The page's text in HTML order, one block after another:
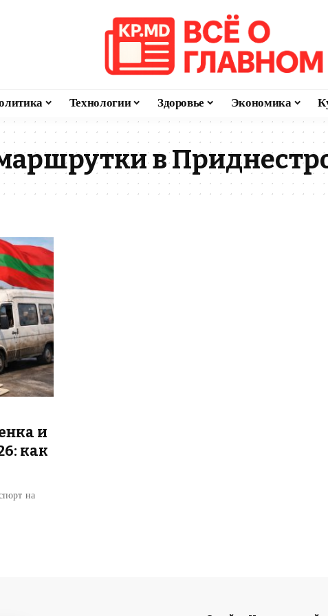
Технологии Здоровье Экономика
в
и
как
на